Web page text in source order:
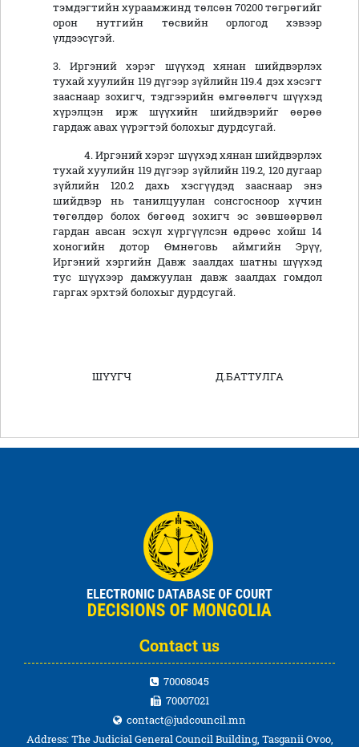
тэмдэгтийн хураамжинд төлсөн 70200 төгрөгийг
орон нутгийн төсвийн орлогод хэвээр
үлдээсүгэй.
3. Иргэний хэрэг шүүхэд хянан шийдвэрлэх
тухай хуулийн 119 дүгээр зүйлийн 119.4 дэх хэсэгт
зааснаар зохигч, тэдгээрийн өмгөөлөгч шүүхэд
хүрэлцэн ирж шүүхийн шийдвэрийг өөрөө
гардаж авах үүрэгтэй болохыг дурдсугай.
4. Иргэний хэрэг шүүхэд хянан шийдвэрлэх
тухай хуулийн 119 дүгээр зүйлийн 119.2, 120 дугаар
зүйлийн 120.2 дахь хэсгүүдэд зааснаар энэ
шийдвэр нь танилцуулан сонсгосноор хүчин
төгөлдөр болох бөгөөд зохигч эс зөвшөөрвөл
гардан авсан эсхүл хүргүүлсэн өдрөөс хойш 14
хоногийн дотор Өмнөговь аймгийн Эрүү,
Иргэний хэргийн Давж заалдах шатны шүүхэд
тус шүүхээр дамжуулан давж заалдах гомдол
гаргах эрхтэй болохыг дурдсугай.
ШҮҮГЧ Д.БАТТУЛГА
Contact us
70008045
70007021
contact@judcouncil.mn
Address: The Judicial General Council Building, Tasganii Ovoo,